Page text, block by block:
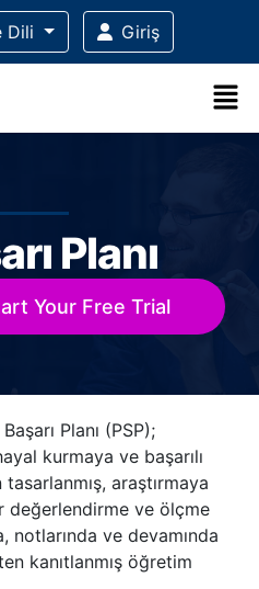
Dili Giriş
Planı
Your Free Trial
Planı (PSP);
kurmaya ve başarılı
araştırmaya
değerlendirme ve ölçme
notlarında ve devamında
kanıtlanmış öğretim